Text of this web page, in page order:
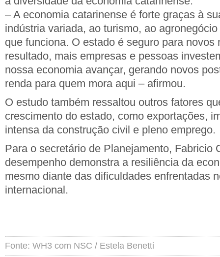
– A economia catarinense é forte graças à
indústria variada, ao turismo, ao
que funciona. O estado é seguro para novos
resultado, mais empresas e pessoas
nossa economia avançar, gerando novos
renda para quem mora aqui – afirmou.
O estudo também ressaltou outros fatores
crescimento do estado, como exportações,
intensa da construção civil e pleno emprego.
Para o secretário de Planejamento, Fabricio
desempenho demonstra a resiliência da
mesmo diante das dificuldades enfrentadas
internacional.
Fonte: WH3 com NSC / Estela Benetti